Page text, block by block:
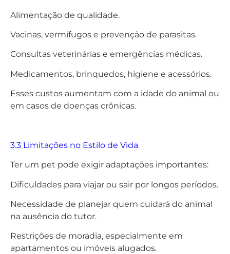
Alimentação de qualidade.
Vacinas, vermífugos e prevenção de parasitas.
Consultas veterinárias e emergências médicas.
Medicamentos, brinquedos, higiene e acessórios.
Esses custos aumentam com a idade do animal ou
em casos de doenças crônicas.
3.3 Limitações no Estilo de Vida
Ter um pet pode exigir adaptações importantes:
Dificuldades para viajar ou sair por longos períodos.
Necessidade de planejar quem cuidará do animal
na ausência do tutor.
Restrições de moradia, especialmente em
apartamentos ou imóveis alugados.